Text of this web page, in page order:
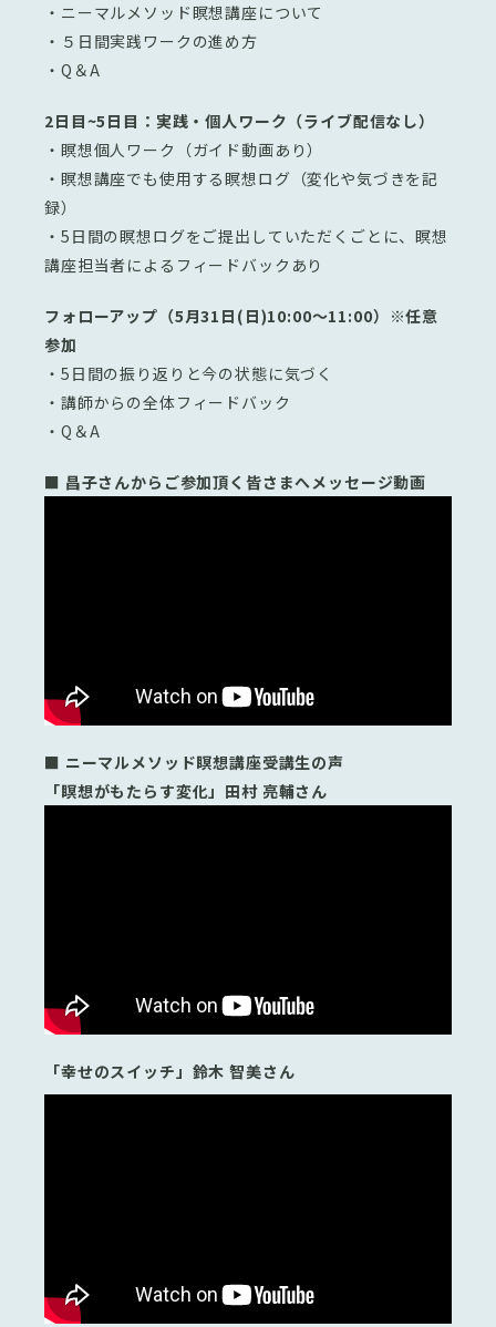
・ニーマルメソッド瞑想講座について
・５日間実践ワークの進め方
・Q＆A
2日目~5日目：実践・個人ワーク（ライブ配信なし）
・瞑想個人ワーク（ガイド動画あり）
・瞑想講座でも使用する瞑想ログ（変化や気づきを記
録）
・5日間の瞑想ログをご提出していただくごとに、瞑想
講座担当者によるフィードバックあり
フォローアップ（5月31日(日)10:00〜11:00）※任意
参加
・5日間の振り返りと今の状態に気づく
・講師からの全体フィードバック
・Q＆A
■ 昌子さんからご参加頂く皆さまへメッセージ動画
■ ニーマルメソッド瞑想講座受講生の声
「瞑想がもたらす変化」田村 亮輔さん
「幸せのスイッチ」鈴木 智美さん